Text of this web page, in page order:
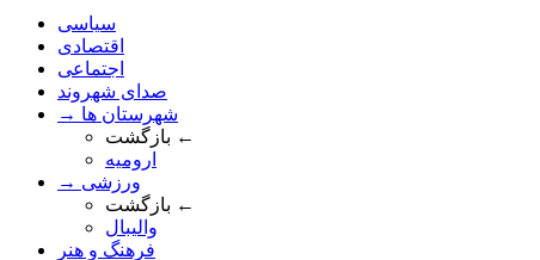
سیاسی
اقتصادی
اجتماعی
صدای شهروند
→ شهرستان ها
بازگشت ←
ارومیه
→ ورزشی
بازگشت ←
والیبال
فرهنگ و هنر